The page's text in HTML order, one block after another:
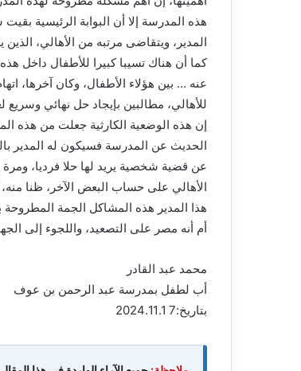
هذه المدرسة إلا أن البوابة الرئيسية
المدير، ويتقاضى مرتبه من الأهالي،
كما أن هناك تسيبا كبيرا للأطفال داخل
عنه … بين هؤلاء الأطفال، وكان آخرها،
للأهالي، مطالبين بإيجاد حل نهائي
إن هذه الوضعية الكارثية جعلت من هذه
الحديث عن المدرسة فسيكون له المدير
عن قضية شخصية يريد لها حلا فرديا،
الأهالي على حساب البعض الآخر، ظنا
هذا المدير هذه المشاكل الجمة المطروحة
أم أنه مصر على التصعيد، واللجوء إلى
محمد عبد القادر
أب لطفل بمدرسة عبد الرحمن بن عوف
بتاريخ:7 2024.11.1